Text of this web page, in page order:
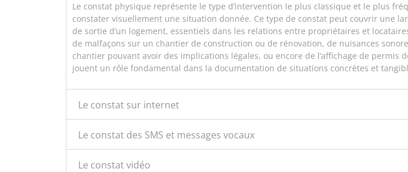
Le constat physique représente le type d’intervention le plus classique et le plus
constater visuellement une situation donnée. Ce type de constat peut couvrir une
de sortie d’un logement, essentiels dans les relations entre propriétaires et
de malfaçons sur un chantier de construction ou de rénovation, de nuisances
chantier pouvant avoir des implications légales, ou encore de l’affichage de
jouent un rôle fondamental dans la documentation de situations concrètes et
Le constat sur internet
Le constat des SMS et messages vocaux
Le constat vidéo